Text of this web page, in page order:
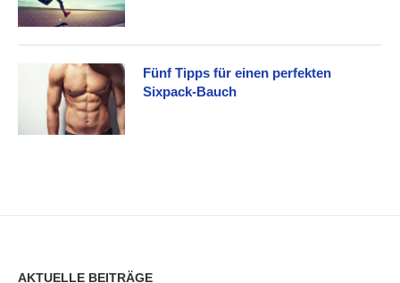
Fünf Tipps für einen perfekten
Sixpack-Bauch
AKTUELLE BEITRÄGE